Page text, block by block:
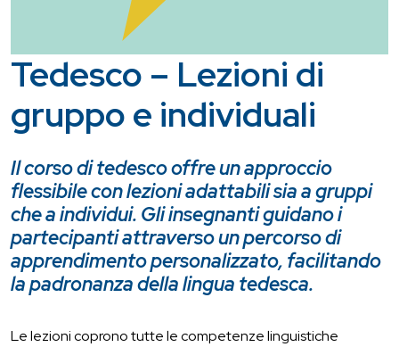
Tedesco – Lezioni di
gruppo e individuali
Il corso di tedesco offre un approccio
flessibile con lezioni adattabili sia a gruppi
che a individui. Gli insegnanti guidano i
partecipanti attraverso un percorso di
apprendimento personalizzato, facilitando
la padronanza della lingua tedesca.
Le lezioni coprono tutte le competenze linguistiche